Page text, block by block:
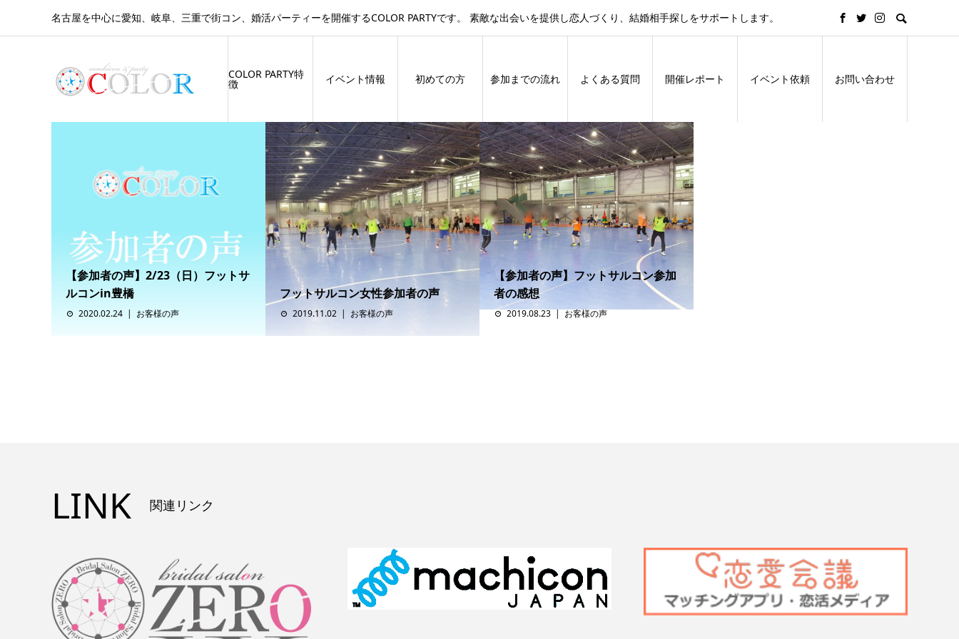
名古屋を中心に愛知、岐阜、三重で街コン、婚活パーティーを開催するCOLOR PARTYです。 素敵な出会いを提供し恋人づくり、結婚相手探しをサポートします。
COLOR PARTY特
徴 イベント情報 初めての方 参加までの流れ よくある質問 開催レポート イベント依頼 お問い合わせ
【参加者の声】2/23（日）フットサ
ルコンin豊橋
2020.02.24 お客様の声
フットサルコン女性参加者の声
2019.11.02 お客様の声
【参加者の声】フットサルコン参加
者の感想
2019.08.23 お客様の声
LINK 関連リンク